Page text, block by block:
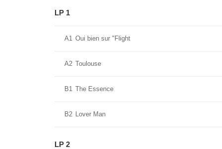
LP 1
A1 Oui bien sur "Flight
A2 Toulouse
B1 The Essence
B2 Lover Man
LP 2